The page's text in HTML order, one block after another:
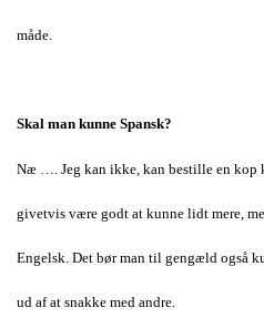
måde.
Skal man kunne Spansk?
Næ …. Jeg kan ikke, kan bestille en kop
givetvis være godt at kunne lidt mere,
Engelsk. Det bør man til gengæld også
ud af at snakke med andre.